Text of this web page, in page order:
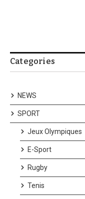
Categories
NEWS
SPORT
Jeux Olympiques
E-Sport
Rugby
Tenis